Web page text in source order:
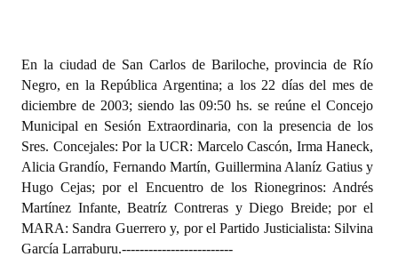
LEGISLACIÓN
Constitución Nacional
Constitución Provincial
Carta Orgánica 2007
Reglamento Interno
En la ciudad de San Carlos de Bariloche, provincia de Río
Negro, en la República Argentina; a los 22 días del mes de
diciembre de 2003; siendo las 09:50 hs. se reúne el Concejo
Municipal en Sesión Extraordinaria, con la presencia de los
Sres. Concejales: Por la UCR: Marcelo Cascón, Irma Haneck,
Alicia Grandío, Fernando Martín, Guillermina Alaníz Gatius y
Hugo Cejas; por el Encuentro de los Rionegrinos: Andrés
Martínez Infante, Beatríz Contreras y Diego Breide; por el
MARA: Sandra Guerrero y, por el Partido Justicialista: Silvina
García Larraburu.-------------------------